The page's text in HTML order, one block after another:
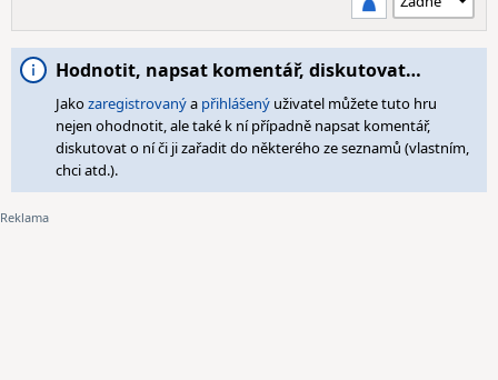
Hodnotit, napsat komentář, diskutovat…
Jakozaregistrovanýa přihlášený uživatel můžete tuto hru
nejen ohodnotit, ale také k ní případně napsat komentář,
diskutovat o ní či ji zařadit do některého ze seznamů (vlastním,
chci atd.).